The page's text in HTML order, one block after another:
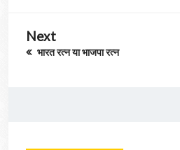
Next
भारत रत्न या भाजपा रत्न